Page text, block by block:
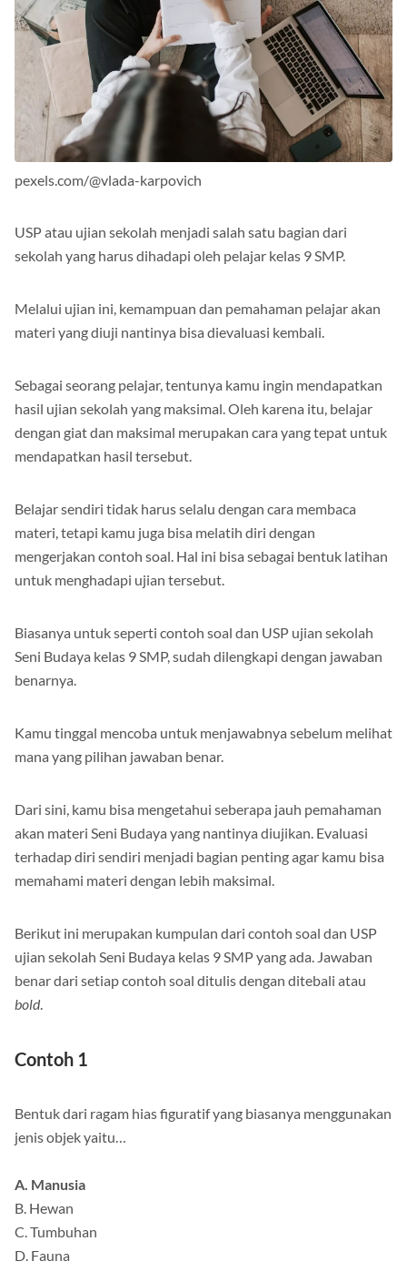
pexels.com/@vlada-karpovich
USP atau ujian sekolah menjadi salah satu bagian dari
sekolah yang harus dihadapi oleh pelajar kelas 9 SMP.
Melalui ujian ini, kemampuan dan pemahaman pelajar akan
materi yang diuji nantinya bisa dievaluasi kembali.
Sebagai seorang pelajar, tentunya kamu ingin mendapatkan
hasil ujian sekolah yang maksimal. Oleh karena itu, belajar
dengan giat dan maksimal merupakan cara yang tepat untuk
mendapatkan hasil tersebut.
Belajar sendiri tidak harus selalu dengan cara membaca
materi, tetapi kamu juga bisa melatih diri dengan
mengerjakan contoh soal. Hal ini bisa sebagai bentuk latihan
untuk menghadapi ujian tersebut.
Biasanya untuk seperti contoh soal dan USP ujian sekolah
Seni Budaya kelas 9 SMP, sudah dilengkapi dengan jawaban
benarnya.
Kamu tinggal mencoba untuk menjawabnya sebelum melihat
mana yang pilihan jawaban benar.
Dari sini, kamu bisa mengetahui seberapa jauh pemahaman
akan materi Seni Budaya yang nantinya diujikan. Evaluasi
terhadap diri sendiri menjadi bagian penting agar kamu bisa
memahami materi dengan lebih maksimal.
Berikut ini merupakan kumpulan dari contoh soal dan USP
ujian sekolah Seni Budaya kelas 9 SMP yang ada. Jawaban
benar dari setiap contoh soal ditulis dengan ditebali atau
bold.
Contoh 1
Bentuk dari ragam hias figuratif yang biasanya menggunakan
jenis objek yaitu…
A. Manusia
B. Hewan
C. Tumbuhan
D. Fauna